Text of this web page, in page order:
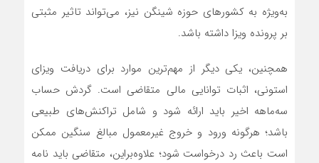
به‌ویژه به کشورهای حوزه شینگن نیز، می‌تواند تاثیر مثبتی
بر پرونده ویزا داشته باشد.
همچنین، یکی دیگر از مهم‌ترین موارد برای دریافت ویزای
استونی، اثبات توانایی مالی متقاضی است. گردش حساب
سه‌ماهه اخیر باید ارائه شود و شامل تراکنش‌های طبیعی
باشد؛ هرگونه ورود و خروج غیرمعمول مبالغ سنگین ممکن
است باعث رد درخواست شود؛ علاوه‌براین، متقاضی باید نامه